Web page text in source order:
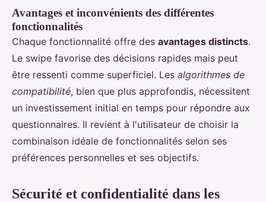
Avantages et inconvénients des différentes
fonctionnalités
Chaque fonctionnalité offre des avantages distincts.
Le swipe favorise des décisions rapides mais peut
être ressenti comme superficiel. Les algorithmes de
compatibilité, bien que plus approfondis, nécessitent
un investissement initial en temps pour répondre aux
questionnaires. Il revient à l'utilisateur de choisir la
combinaison idéale de fonctionnalités selon ses
préférences personnelles et ses objectifs.
Sécurité et confidentialité dans les